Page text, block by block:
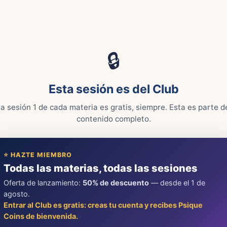
🔒
Esta sesión es del Club
sesión 1 de cada materia es gratis, siempre. Esta es parte
contenido completo.
⭐ HAZTE MIEMBRO
Todas las materias, todas las sesiones
Oferta de lanzamiento: 50% de descuento — desde el 1 de
agosto.
Entrar al Club es gratis: creas tu cuenta y recibes Psique
Coins de bienvenida.